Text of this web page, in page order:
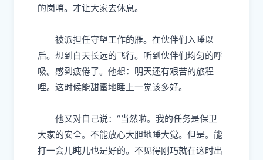
的岗哨。才让大家去休息。
被派担任守望工作的雁。在伙伴们入睡以
后。想到白天长远的飞行。听到伙伴们均匀的呼
吸。感到疲倦了。他想：明天还有艰苦的旅程
哩。这时候能甜蜜地睡上一觉该多好。
他又对自己说：“当然啦。我的任务是保卫
大家的安全。不能放心大胆地睡大觉。但是。能
打一会儿盹儿也是好的。不见得刚巧就在这时出